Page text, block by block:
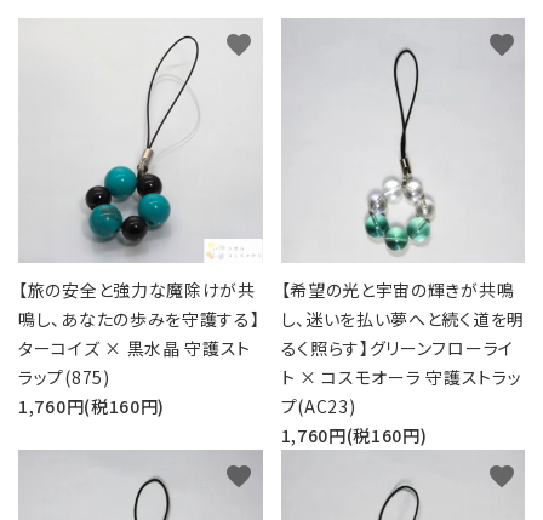
5月誕生石
8月誕生石
9月誕生石
12月誕生石
恋愛・結婚・愛情
六芒星の
形【万象の
調和】
天珠【悠久
の叡智】
ング【星のひとし
ずく】
天然石から選ぶ
シリーズから選ぶ
支払方法について
配送・送料について
特定商取引法に基づく表記
プライバシーポリシー
お問い合わせ
【旅の安全と強力な魔除けが共
鳴し、あなたの歩みを守護する】
ターコイズ × 黒水晶 守護スト
ラップ(875)
1,760円(税160円)
favorite
【希望の光と宇宙の輝きが共鳴
し、迷いを払い夢へと続く道を明
るく照らす】グリーンフローライ
ト × コスモオーラ 守護ストラッ
プ(AC23)
1,760円(税160円)
favorite
favorite favorite